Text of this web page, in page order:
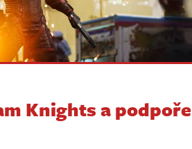
Knights a podpoře